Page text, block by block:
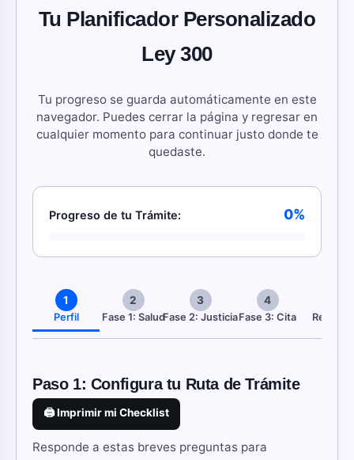
Tu Planificador Personalizado
Ley 300
Tu progreso se guarda automáticamente en este
navegador. Puedes cerrar la página y regresar en
cualquier momento para continuar justo donde te
quedaste.
Progreso de tu Trámite: 0%
1
Perfil
2
Fase 1: Salud
3
Fase 2: Justicia
4
Fase 3: Cita
Paso 1: Configura tu Ruta de Trámite
🖨️ Imprimir mi Checklist
Responde a estas breves preguntas para